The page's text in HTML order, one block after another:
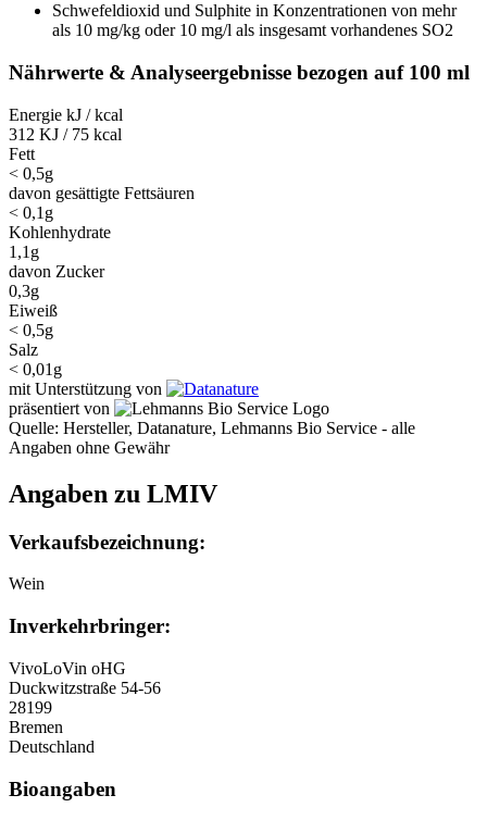
Schwefeldioxid und Sulphite in Konzentrationen von mehr
als 10 mg/kg oder 10 mg/l als insgesamt vorhandenes SO2
Nährwerte & Analyseergebnisse bezogen auf 100 ml
Energie kJ / kcal
312 KJ / 75 kcal
Fett
< 0,5g
davon gesättigte Fettsäuren
< 0,1g
Kohlenhydrate
1,1g
davon Zucker
0,3g
Eiweiß
< 0,5g
Salz
< 0,01g
mit Unterstützung von
präsentiert von
Quelle: Hersteller, Datanature, Lehmanns Bio Service - alle
Angaben ohne Gewähr
Angaben zu LMIV
Verkaufsbezeichnung:
Wein
Inverkehrbringer:
VivoLoVin oHG
Duckwitzstraße 54-56
28199
Bremen
Deutschland
Bioangaben